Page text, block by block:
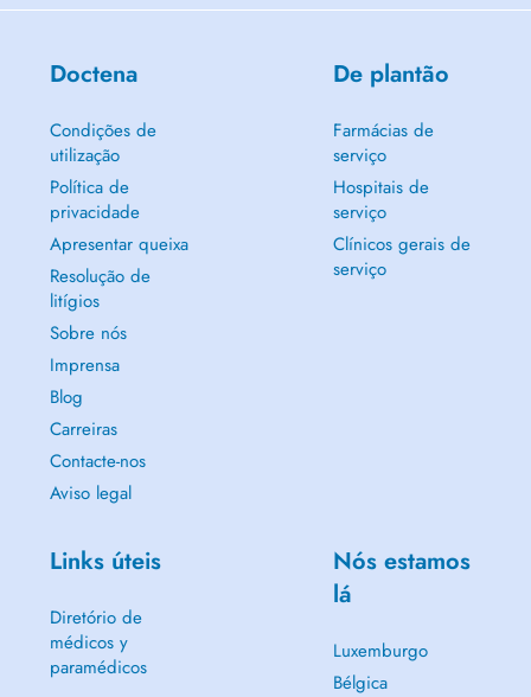
Doctena
Condições de
utilização
Política de
privacidade
Apresentar queixa
Resolução de
litígios
Sobre nós
Imprensa
Blog
Carreiras
Contacte-nos
Aviso legal
De plantão
Farmácias de
serviço
Hospitais de
serviço
Clínicos gerais de
serviço
Links úteis
Diretório de
médicos y
paramédicos
Nós estamos
lá
Luxemburgo
Bélgica